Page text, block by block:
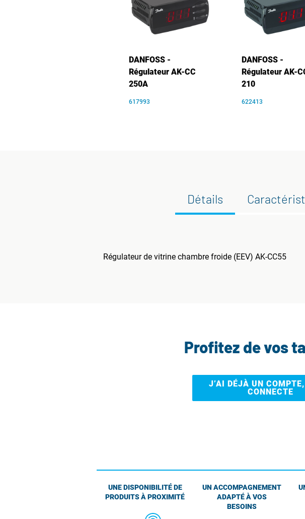
DANFOSS -
Régulateur AK-CC
250A
617993
DANFOSS -
Régulateur AK-
210
622413
Détails
Régulateur de vitrine chambre froide (EEV) AK-CC55
Profitez de vos
J’AI DÉJÀ UN
CONNECTE
UNE DISPONIBILITÉ DE
PRODUITS À PROXIMITÉ
UN ACCOMPAGNEMENT
ADAPTÉ À VOS
BESOINS